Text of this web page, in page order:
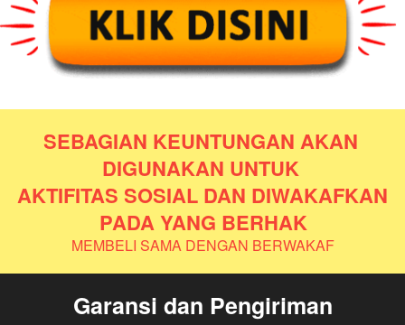
SEBAGIAN KEUNTUNGAN AKAN
DIGUNAKAN UNTUK
AKTIFITAS SOSIAL DAN DIWAKAFKAN
PADA YANG BERHAK
MEMBELI SAMA DENGAN BERWAKAF
Garansi dan Pengiriman